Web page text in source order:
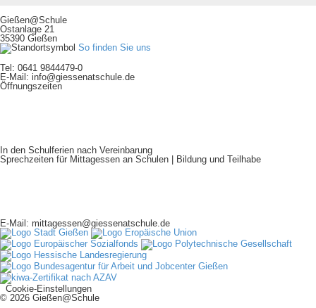
Gießen@Schule
Ostanlage 21
35390 Gießen
So finden Sie uns
Tel: 0641 9844479-0
E-Mail: info@giessenatschule.de
Öffnungszeiten
In den Schulferien nach Vereinbarung
Sprechzeiten für Mittagessen an Schulen | Bildung und Teilhabe
E-Mail: mittagessen@giessenatschule.de
Cookie-Einstellungen
© 2026 Gießen@Schule